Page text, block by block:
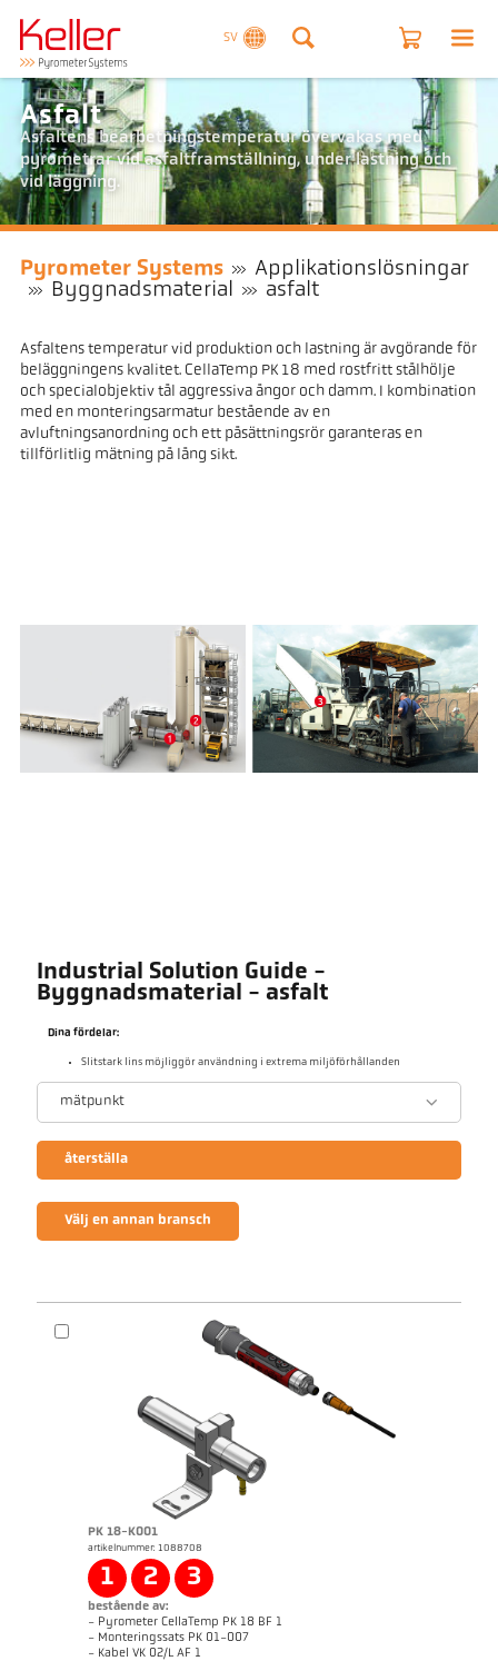
SV
Asfalt
Asfaltens bearbetningstemperatur övervakas med
pyrometrar vid asfaltframställning, under lastning och
vid läggning.
Pyrometer Systems
Applikationslösningar
Byggnadsmaterial
asfalt
Asfaltens temperatur vid produktion och lastning är avgörande för
beläggningens kvalitet. CellaTemp PK 18 med rostfritt stålhölje
och specialobjektiv tål aggressiva ångor och damm. I kombination
med en monteringsarmatur bestående av en
avluftningsanordning och ett påsättningsrör garanteras en
tillförlitlig mätning på lång sikt.
Industrial Solution Guide -
Byggnadsmaterial - asfalt
Dina fördelar:
Slitstark lins möjliggör användning i extrema miljöförhållanden
mätpunkt
återställa
Välj en annan bransch
PK 18-K001
artikelnummer: 1088708
1 2 3
bestående av:
- Pyrometer CellaTemp PK 18 BF 1
- Monteringssats PK 01-007
- Kabel VK 02/L AF 1
broschyr CellaTemp PK PKF PKL